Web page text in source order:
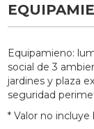
Equipamieno:
social de 3
jardines y plaza
seguridad
* Valor no